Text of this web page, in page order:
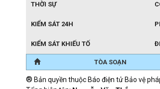
THỜI SỰ
KIỂM SÁT 24H
KIỂM SÁT KHIẾU TỐ
TÒA SOẠN
® Bản quyền thuộc Báo điện tử Bảo vệ